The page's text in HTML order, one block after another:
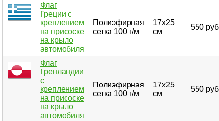
Флаг
Греции с
креплением
на присоске
на крыло
автомобиля
Полиэфирная
сетка 100 г/м
17х25
см
550
Флаг
Гренландии
с
креплением
на присоске
на крыло
автомобиля
Полиэфирная
сетка 100 г/м
17х25
см
550